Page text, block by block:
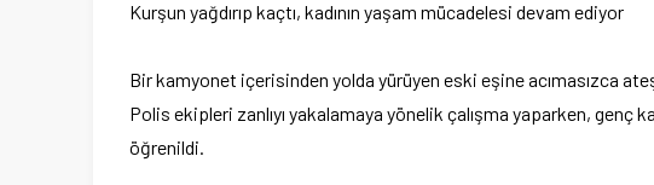
Kurşun yağdırıp kaçtı, kadının yaşam mücadelesi devam ediyor
Bir kamyonet içerisinden yolda yürüyen eski eşine acımasızca
Polis ekipleri zanlıyı yakalamaya yönelik çalışma yaparken, genç
öğrenildi.